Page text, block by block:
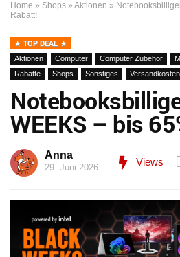
Home » Shops » Aktionen »
Rabatt!
TOP DEAL
Aktionen Computer Computer Zubehör
Rabatte
Shops Sonstiges
WEEKS – bis
Anna
29. Juni 2026 Views